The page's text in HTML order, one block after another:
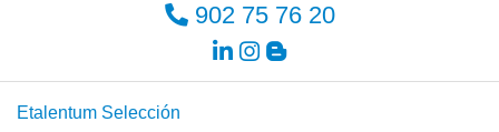
902 75 76 20
Etalentum Selección